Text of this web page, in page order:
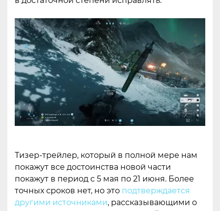
Тизер-трейлер, который в полной мере нам
покажут все достоинства новой части
покажут в период с 5 мая по 21 июня. Более
точных сроков нет, но это подтверждается
другими источниками, рассказывающими о